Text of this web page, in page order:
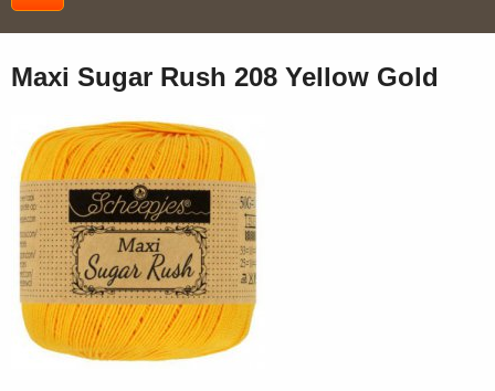
Maxi Sugar Rush 208 Yellow Gold